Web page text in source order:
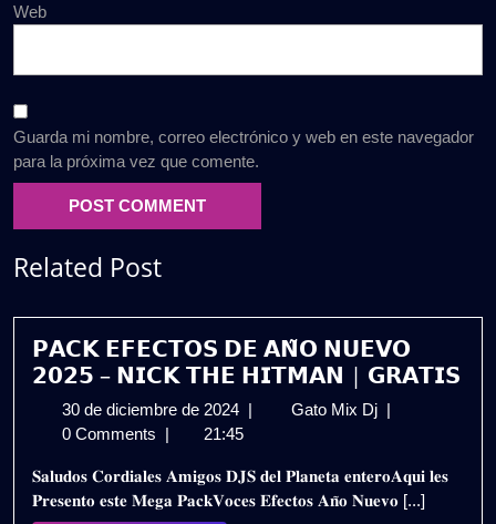
Web
Guarda mi nombre, correo electrónico y web en este navegador
para la próxima vez que comente.
Related Post
𝗣𝗔𝗖𝗞 𝗘𝗙𝗘𝗖𝗧𝗢𝗦 𝗗𝗘 𝗔𝗡̃𝗢 𝗡𝗨𝗘𝗩𝗢
𝟮𝟬𝟮𝟱 – 𝗡𝗜𝗖𝗞 𝗧𝗛𝗘 𝗛𝗜𝗧𝗠𝗔𝗡 | 𝗚𝗥𝗔𝗧𝗜𝗦
30 de diciembre de 2024 30
de
de
2024
| Gato Mix Dj 𝗣𝗔𝗖𝗞
𝗔𝗡̃𝗢
𝗡𝗨𝗘𝗩𝗢
|
0 Comments | 21:45
𝐒𝐚𝐥𝐮𝐝𝐨𝐬 𝐂𝐨𝐫𝐝𝐢𝐚𝐥𝐞𝐬 𝐀𝐦𝐢𝐠𝐨𝐬 𝐃𝐉𝐒 𝐝𝐞𝐥 𝐏𝐥𝐚𝐧𝐞𝐭𝐚 𝐞𝐧𝐭𝐞𝐫𝐨𝐀𝐪𝐮𝐢 𝐥𝐞𝐬
𝐏𝐫𝐞𝐬𝐞𝐧𝐭𝐨 𝐞𝐬𝐭𝐞 𝐌𝐞𝐠𝐚 𝐏𝐚𝐜𝐤𝐕𝐨𝐜𝐞𝐬 𝐄𝐟𝐞𝐜𝐭𝐨𝐬 𝐀𝐧̃𝐨 𝐍𝐮𝐞𝐯𝐨 [...]